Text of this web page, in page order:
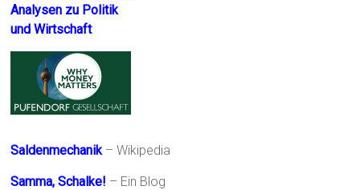
Analysen zu Politik
und Wirtschaft
Saldenmechanik– Wikipedia
Samma, Schalke! – Ein Blog